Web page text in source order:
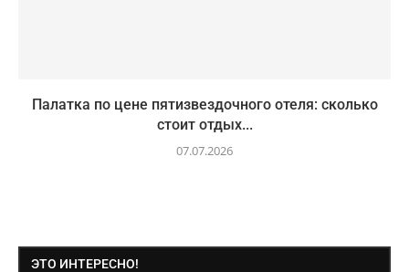
Палатка по цене пятизвездочного отеля: сколько
стоит отдых...
07.07.2026
ЭТО ИНТЕРЕСНО!